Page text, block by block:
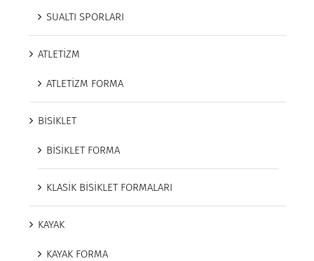
SUALTI SPORLARI
ATLETİZM
ATLETİZM FORMA
BİSİKLET
BİSİKLET FORMA
KLASİK BİSİKLET FORMALARI
KAYAK
KAYAK FORMA